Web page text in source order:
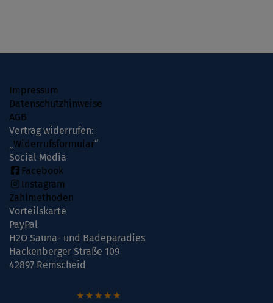
Impressum
Datenschutzhinweise
AGB
Vertrag widerrufen:
„Widerrufsformular“
Social Media
Facebook
Instagram
Zahlmethoden
Vorteilskarte
PayPal
H2O Sauna- und Badeparadies
Hackenberger Straße 109
42897 Remscheid